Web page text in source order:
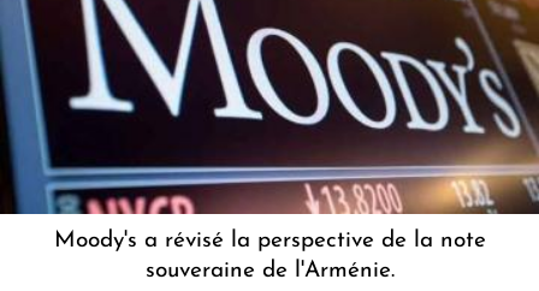
Moody's a révisé la perspective de la note
souveraine de l'Arménie.